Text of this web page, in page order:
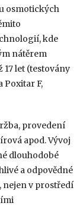
osmotických
kde
nátěrem
17 let (testovány
Poxitar F,
provedení
apod. Vývoj
dlouhodobé
a odpovědné
v prostředí